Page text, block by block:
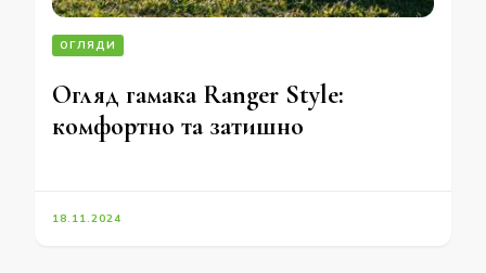
ОГЛЯДИ
Огляд гамака Ranger Style:
комфортно та затишно
18.11.2024